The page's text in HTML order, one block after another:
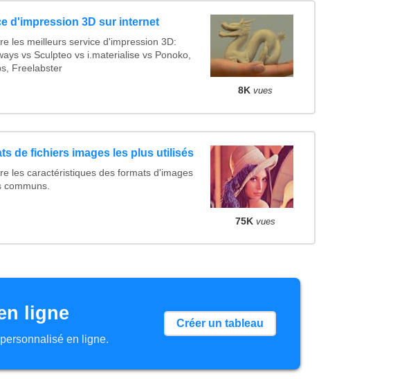
d'impression 3D sur internet
les meilleurs service d'impression 3D:
vs Sculpteo vs i.materialise vs Ponoko,
Freelabster
8K vues
de fichiers images les plus utilisés
les caractéristiques des formats d'images
communs.
75K vues
ligne
en ligne.
Créer un tableau